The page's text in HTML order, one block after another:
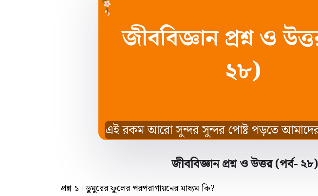
জীববিজ্ঞান প্রশ্ন ও উত্তর (পর্ব- ২৮)
প্রশ্ন-১। ডুমুরের ফুলের পরপরাগায়নের মাধ্যম কি?